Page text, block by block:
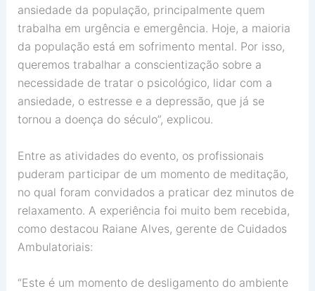
ansiedade da população, principalmente quem
trabalha em urgência e emergência. Hoje, a maioria
da população está em sofrimento mental. Por isso,
queremos trabalhar a conscientização sobre a
necessidade de tratar o psicológico, lidar com a
ansiedade, o estresse e a depressão, que já se
tornou a doença do século”, explicou.
Entre as atividades do evento, os profissionais
puderam participar de um momento de meditação,
no qual foram convidados a praticar dez minutos de
relaxamento. A experiência foi muito bem recebida,
como destacou Raiane Alves, gerente de Cuidados
Ambulatoriais:
“Este é um momento de desligamento do ambiente